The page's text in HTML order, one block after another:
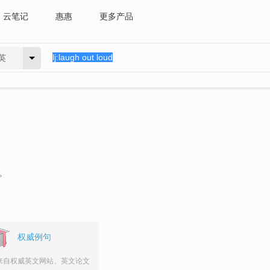
云笔记 惠惠 更多产品
权威例句
自权威英文网站、英文论文